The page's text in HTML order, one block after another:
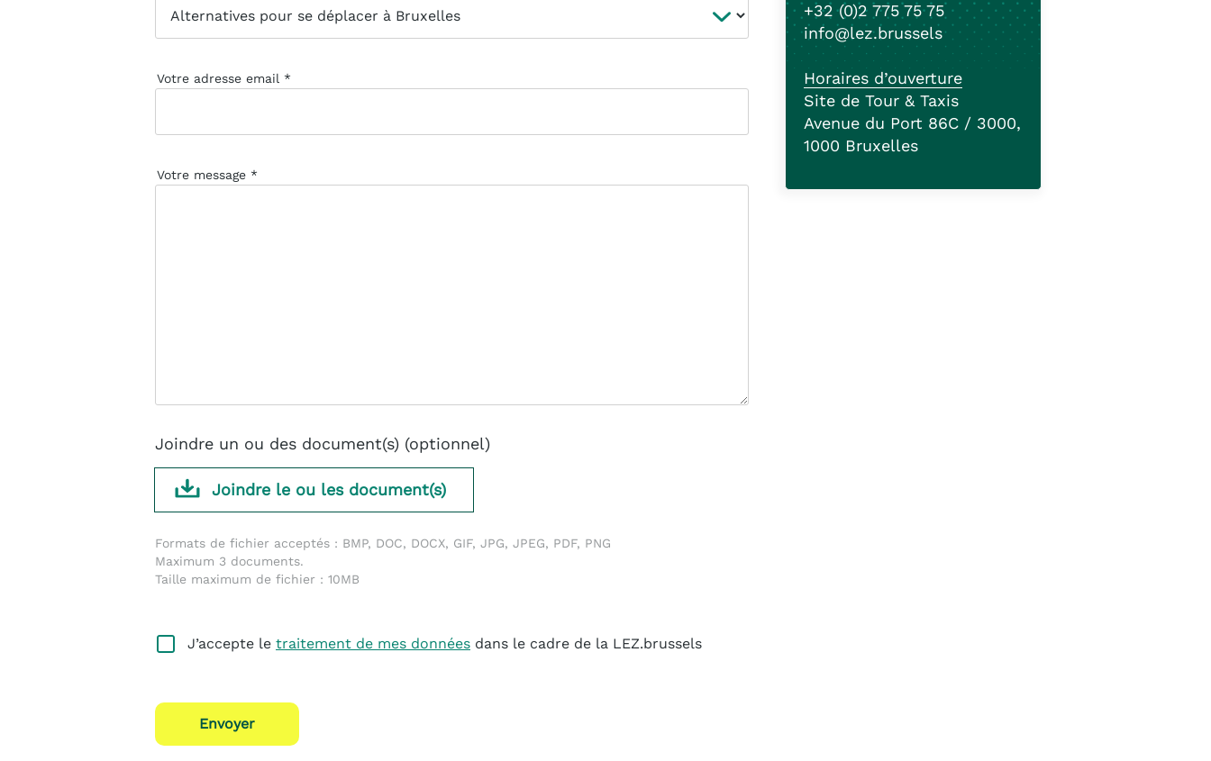
Votre adresse email
Votre message
Joindre un ou des document(s) (optionnel)
Joindre le ou les document(s)
Formats de fichier acceptés : BMP, DOC, DOCX, GIF, JPG, JPEG, PDF, PNG
Maximum 3 documents.
Taille maximum de fichier : 10MB
J’accepte le traitement de mes données dans le cadre de la LEZ.brussels
Envoyer
+32 (0)2 775 75 75
info@lez.brussels
Horaires d’ouverture
Site de Tour & Taxis
Avenue du Port 86C / 3000,
1000 Bruxelles